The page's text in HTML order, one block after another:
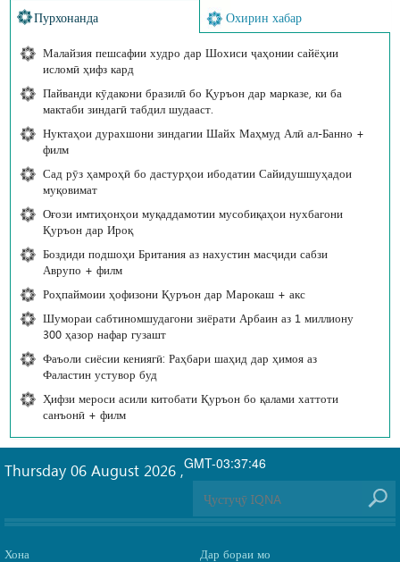
Пурхонанда Охирин хабар
Малайзия пешсафии худро дар Шохиси ҷаҳонии сайёҳии
исломӣ ҳифз кард
Пайванди кӯдакони бразилӣ бо Қуръон дар марказе, ки ба
мактаби зиндагӣ табдил шудааст.
Нуктаҳои дурахшони зиндагии Шайх Маҳмуд Алӣ ал-Банно +
филм
Сад рӯз ҳамроҳӣ бо дастурҳои ибодатии Сайидушшуҳадои
муқовимат
Оғози имтиҳонҳои муқаддамотии мусобиқаҳои нухбагони
Қуръон дар Ироқ
Боздиди подшоҳи Британия аз нахустин масҷиди сабзи
Аврупо + филм
Роҳпаймоии ҳофизони Қуръон дар Марокаш + акс
Шумораи сабтиномшудагони зиёрати Арбаин аз 1 миллиону
300 ҳазор нафар гузашт
Фаъоли сиёсии кениягӣ: Раҳбари шаҳид дар ҳимоя аз
Фаластин устувор буд
Ҳифзи мероси асили китобати Қуръон бо қалами хаттоти
санъонӣ + филм
GMT-03:37:46
Thursday 06 August 2026 ,
Хона Дар бораи мо